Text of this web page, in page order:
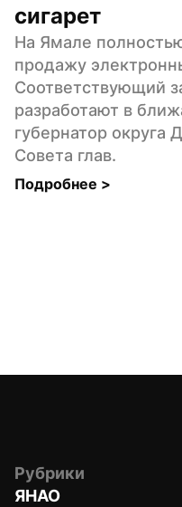
сигарет
На Ямале
продажу
Соответствующий
разработают в
губернатор округа
Совета глав.
Подробнее >
Рубрики
ЯНАО